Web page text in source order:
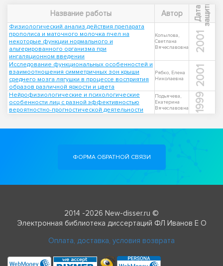
Название работы Автор Д
а
т
а
з
а
щ
и
т ы
Физиологический анализ действия препарата
прополиса и маточного молочка пчел на
некоторые функции нормального и
альтерированного организма при
ингаляционном введении
Копылова,
Светлана
Вячеславовна
2001
Исследование функциональных особенностей и
взаимоотношения симметричных зон крыши
среднего мозга лягушки в процессе восприятия
образов различной яркости и цвета
Рябко, Елена
Николаевна
2001
Нейрофизиологические и психологические
особенности лиц с разной эффективностью
вероятностно-прогностической деятельности
Подьячева,
Екатерина
Вячеславовна
1999
ФОРМА ОБРАТНОЙ СВЯЗИ
2014 -2026 New-disser.ru ©
Электронная библиотека диссертаций ФЛ Иванов Е О
Оплата, доставка, условия возврата